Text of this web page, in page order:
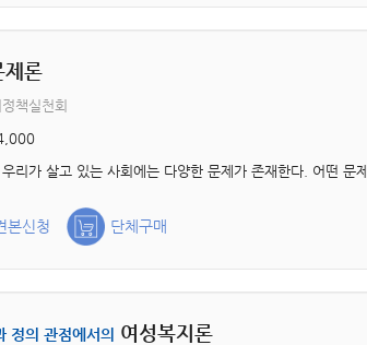
제론
책실천회
본신청 단체구매
정의 관점에서의 여성복지론